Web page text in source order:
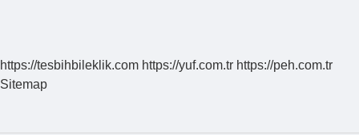
https://tesbihbileklik.com https://yuf.com.tr https://peh.com.tr
Sitemap